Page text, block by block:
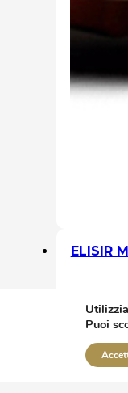
ELISIR
Puoi